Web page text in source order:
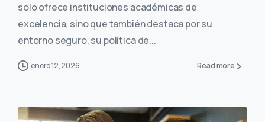
solo ofrece instituciones académicas de
excelencia, sino que también destaca por su
entorno seguro, su política de...
enero 12, 2026 Read more